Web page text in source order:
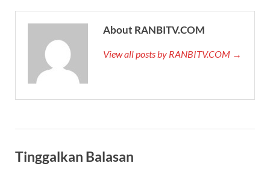
About RANBITV.COM
View all posts by RANBITV.COM →
Tinggalkan Balasan